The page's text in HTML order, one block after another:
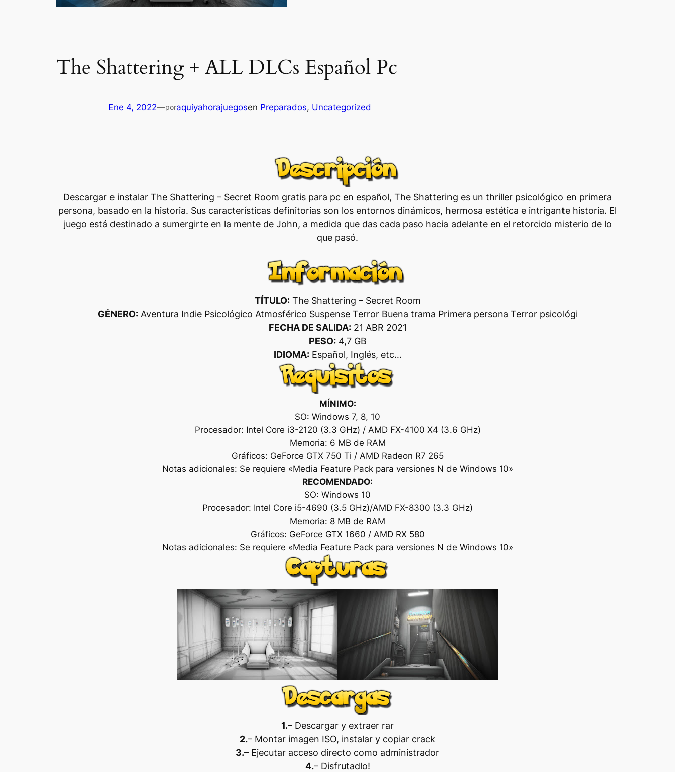
The Shattering + ALL DLCs Español Pc
Ene 4, 2022—poraquiyahorajuegosen Preparados, Uncategorized
Descargar e instalar The Shattering – Secret Room gratis para pc en español, The Shattering es un thriller psicológico en primera
persona, basado en la historia. Sus características definitorias son los entornos dinámicos, hermosa estética e intrigante historia. El
juego está destinado a sumergirte en la mente de John, a medida que das cada paso hacia adelante en el retorcido misterio de lo
que pasó.
TÍTULO:The Shattering – Secret Room
GÉNERO:Aventura Indie Psicológico Atmosférico Suspense Terror Buena trama Primera persona Terror psicológi
FECHA DE SALIDA:21 ABR 2021
PESO:4,7 GB
IDIOMA:Español, Inglés, etc…
MÍNIMO:
SO: Windows 7, 8, 10
Procesador: Intel Core i3-2120 (3.3 GHz) / AMD FX-4100 X4 (3.6 GHz)
Memoria: 6 MB de RAM
Gráficos: GeForce GTX 750 Ti / AMD Radeon R7 265
Notas adicionales: Se requiere «Media Feature Pack para versiones N de Windows 10»
RECOMENDADO:
SO: Windows 10
Procesador: Intel Core i5-4690 (3.5 GHz)/AMD FX-8300 (3.3 GHz)
Memoria: 8 MB de RAM
Gráficos: GeForce GTX 1660 / AMD RX 580
Notas adicionales: Se requiere «Media Feature Pack para versiones N de Windows 10»
1.– Descargar y extraer rar
2.– Montar imagen ISO, instalar y copiar crack
3.– Ejecutar acceso directo como administrador
4.– Disfrutadlo!